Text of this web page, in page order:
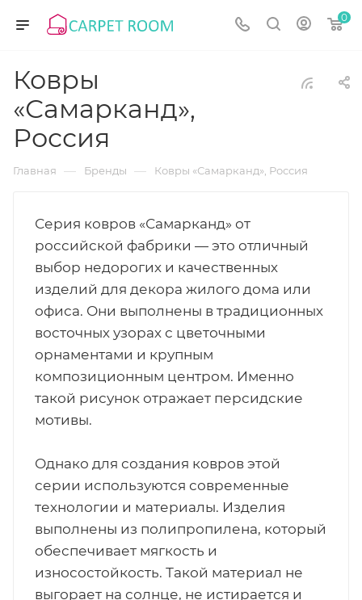
0
Ковры
«Самарканд»,
Россия
Главная — Бренды — Ковры «Самарканд», Россия
Серия ковров «Самарканд» от
российской фабрики — это отличный
выбор недорогих и качественных
изделий для декора жилого дома или
офиса. Они выполнены в традиционных
восточных узорах с цветочными
орнаментами и крупным
композиционным центром. Именно
такой рисунок отражает персидские
мотивы.
Однако для создания ковров этой
серии используются современные
технологии и материалы. Изделия
выполнены из полипропилена, который
обеспечивает мягкость и
износостойкость. Такой материал не
выгорает на солнце, не истирается и